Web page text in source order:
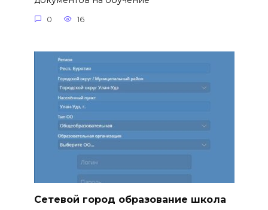
0 16
Сетевой город образование школа